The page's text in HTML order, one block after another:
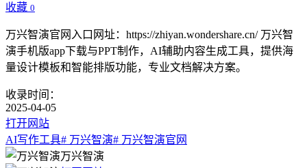
收藏 0
万兴智演官网入口网址：https://zhiyan.wondershare.cn/ 万兴智
演手机版app下载与PPT制作，AI辅助内容生成工具，提供海
量设计模板和智能排版功能，专业文档解决方案。
收录时间：
2025-04-05
打开网站
AI写作工具# 万兴智演# 万兴智演官网
万兴智演